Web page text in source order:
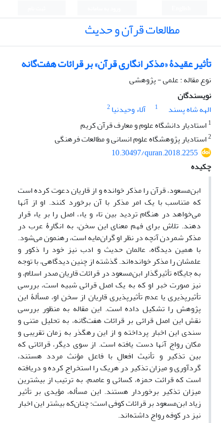
مطالعات قرآن و حدیث
تأثیر عقیدۀ «مذکر انگاری قرآن» بر قرائات هفت‌گانه
نوع مقاله : علمی - پژوهشی
نویسندگان
الهه شاه پسند
1 آلاء وحیدنیا2
1 استادیار دانشگاه علوم و معارف قرآن کریم
2استادیار پژوهشگاه علوم انسانی و مطالعات فرهنگی
10.30497/quran.2018.2255
چکیده
ابن‌مسعود، قرآن را مذکر خوانده و از قاریان دعوت کرده است
که متناسب با یک امر مذکر با آن برخورد کنند. او از آنها
می‌خواهد در هنگام تردید بین تاء و یاء، اصل را بر یاء قرار
دهند. تلاش برای فهم معنای این سخن، به انگارۀ عرب در
مذکر شمردن آنچه در نظر او گران‌مایه است، رهنمون می‌شود.
با همین دیدگاه، عالمان حدیث و ادب نیز خود را ذکور و
علمشان را مذکر خوانده‌اند. گذشته از چنین دیدگاهی، با توجه
به جایگاه تأثیرگذار ابن‌مسعود در قرائات قاریان صدر اسلام، و
نیز صورت خبر او که به یک اصل قرائی شبیه است، بررسی
تأثیرپذیری یا عدم تأثیرپذیری قاریان از سخن او، مسألۀ این
پژوهش را تشکیل داده است. این مقاله به منظور بررسی
نقش این اصل قرائی بر قرائات هفت‌گانه، به تحلیل متنی و
سندی این اخبار پرداخته و از این رهگذر به زمان تقریبی و
مکان رواج آنها دست یافته است. از سوی دیگر، قرائاتی که
بین تذکیر و تأنیث افعالِ با فاعل مؤنث مردد هستند،
گردآوری و میزان تذکیر در هریک را استخراج کرده و دریافته
است که قرائت حمزه، کسائی و عاصم، به ترتیب از بیشترین
میزان تذکیر برخوردار هستند. این مسأله، مؤیدی بر تأثیر
زیاد ابن‌مسعود بر قرائات کوفی است؛ چنان‌که بیشتر این اخبار
نیز در کوفه رواج داشته‌اند.